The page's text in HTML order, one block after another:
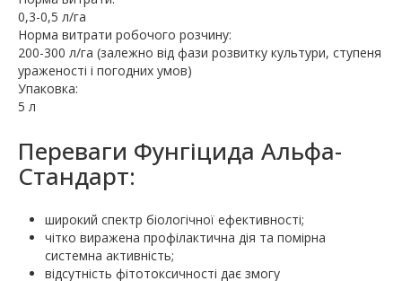
0,3-0,5 л/га
Норма витрати робочого розчину:
200-300 л/га (залежно від фази розвитку культури, ступеня
ураженості і погодних умов)
Упаковка:
5 л
Переваги Фунгіцида Альфа-
Стандарт:
широкий спектр біологічної ефективності;
чітко виражена профілактична дія та помірна
системна активність;
відсутність фітотоксичності дає змогу